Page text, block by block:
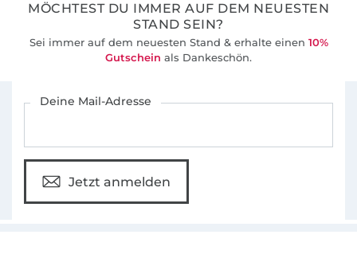
MÖCHTEST DU IMMER AUF DEM NEUESTEN
STAND SEIN?
Sei immer auf dem neuesten Stand & erhalte einen 10%
Gutschein als Dankeschön.
Deine Mail-Adresse
Jetzt anmelden